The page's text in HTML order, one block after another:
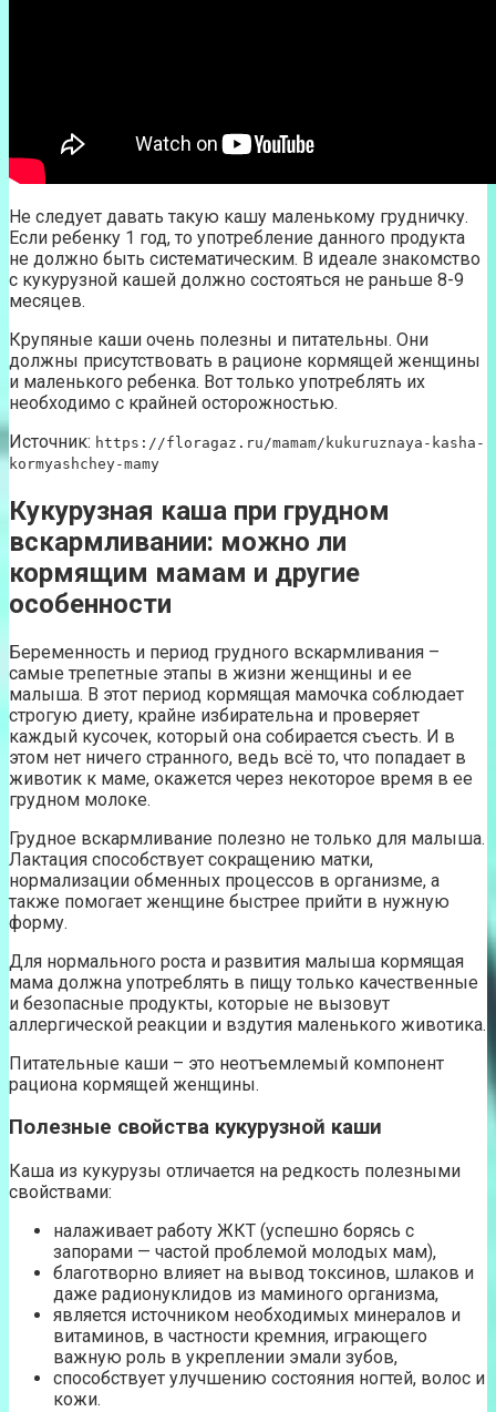
Не следует давать такую кашу маленькому грудничку.
Если ребенку 1 год, то употребление данного продукта
не должно быть систематическим. В идеале знакомство
с кукурузной кашей должно состояться не раньше 8-9
месяцев.
Крупяные каши очень полезны и питательны. Они
должны присутствовать в рационе кормящей женщины
и маленького ребенка. Вот только употреблять их
необходимо с крайней осторожностью.
Источник: https://floragaz.ru/mamam/kukuruznaya-kasha-
kormyashchey-mamy
Кукурузная каша при грудном
вскармливании: можно ли
кормящим мамам и другие
особенности
Беременность и период грудного вскармливания –
самые трепетные этапы в жизни женщины и ее
малыша. В этот период кормящая мамочка соблюдает
строгую диету, крайне избирательна и проверяет
каждый кусочек, который она собирается съесть. И в
этом нет ничего странного, ведь всё то, что попадает в
животик к маме, окажется через некоторое время в ее
грудном молоке.
Грудное вскармливание полезно не только для малыша.
Лактация способствует сокращению матки,
нормализации обменных процессов в организме, а
также помогает женщине быстрее прийти в нужную
форму.
Для нормального роста и развития малыша кормящая
мама должна употреблять в пищу только качественные
и безопасные продукты, которые не вызовут
аллергической реакции и вздутия маленького животика.
Питательные каши – это неотъемлемый компонент
рациона кормящей женщины.
Полезные свойства кукурузной каши
Каша из кукурузы отличается на редкость полезными
свойствами:
налаживает работу ЖКТ (успешно борясь с
запорами — частой проблемой молодых мам),
благотворно влияет на вывод токсинов, шлаков и
даже радионуклидов из маминого организма,
является источником необходимых минералов и
витаминов, в частности кремния, играющего
важную роль в укреплении эмали зубов,
способствует улучшению состояния ногтей, волос и
кожи.